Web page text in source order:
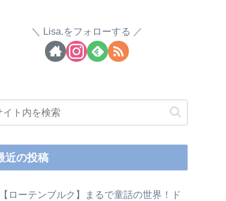
Lisa.をフォローする
近の投稿
【ローテンブルク】まるで童話の世界！ド